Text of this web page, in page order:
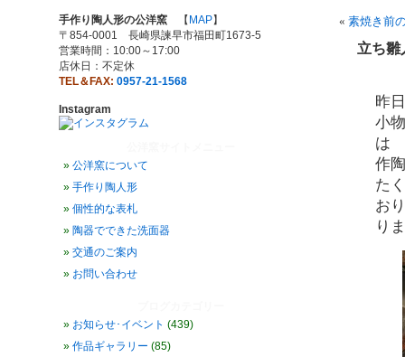
手作り陶人形の公洋窯 【 MAP】
〒854-0001 長崎県諫早市福田町1673-5
営業時間：10:00～17:00
店休日：不定休
TEL＆FAX: 0957-21-1568
Instagram
公洋窯について
手作り陶人形
個性的な表札
陶器でできた洗面器
交通のご案内
お問い合わせ
お知らせ･イベント (439)
作品ギャラリー (85)
« 素焼き前
立ち雛
昨
小
は
作
た
お
り